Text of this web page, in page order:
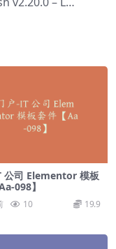
公司 Elementor 模板
098】
10 19.9